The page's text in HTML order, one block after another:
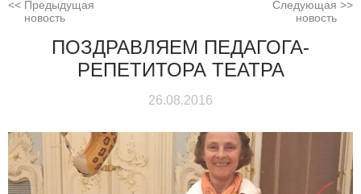
Предыдущая
новость
ПОЗДРАВЛЯЕМ ПЕДАГОГА-
РЕПЕТИТОРА ТЕАТРА
26.08.2016
Следующая
новость